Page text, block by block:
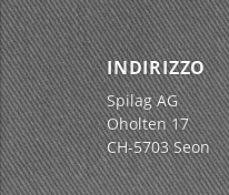
INDIRIZZO
Spilag AG
Oholten 17
CH-5703 Seon